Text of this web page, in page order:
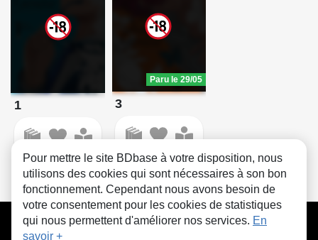
1
Paru le 29/05
3
CGU FAQ Contact Cookies
Pour mettre le site BDbase à votre disposition, nous
utilisons des cookies qui sont nécessaires à son bon
fonctionnement. Cependant nous avons besoin de
votre consentement pour les cookies de statistiques
qui nous permettent d'améliorer nos services. En
savoir +